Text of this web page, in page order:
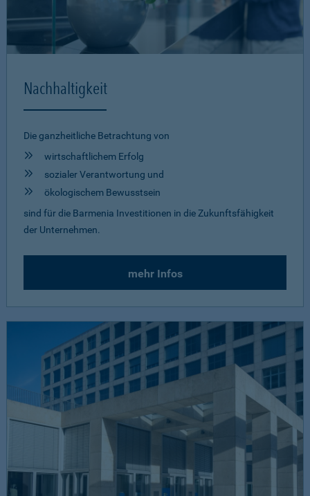
Nachhaltigkeit
Die ganzheitliche Betrachtung von
wirtschaftlichem Erfolg
sozialer Verantwortung und
ökologischem Bewusstsein
sind für die Barmenia Investitionen in die Zukunftsfähigkeit
der Unternehmen.
mehr Infos